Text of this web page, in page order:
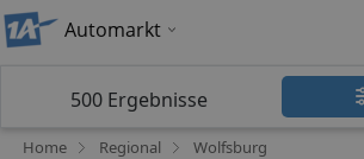
Automarkt
500 Ergebnisse
Home Regional Wolfsburg